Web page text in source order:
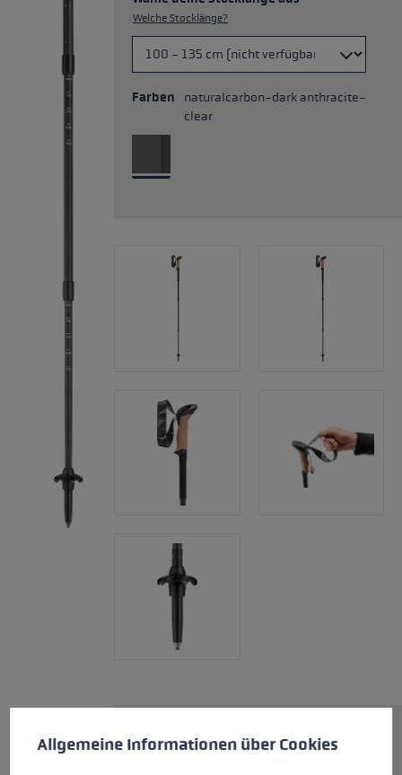
Welche Stocklänge?
Farben
naturalcarbon-dark anthracite-
clear
Mit dem neuen Black Series SLS
Allgemeine Informationen über Cookies